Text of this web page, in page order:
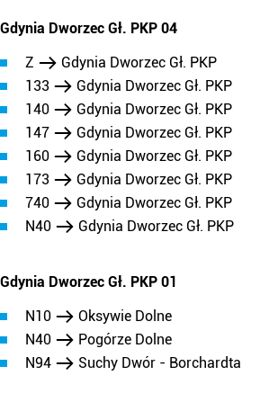
Gdynia Dworzec Gł. PKP 04
Z
Gdynia Dworzec Gł. PKP
133
Gdynia Dworzec Gł. PKP
140
Gdynia Dworzec Gł. PKP
147
Gdynia Dworzec Gł. PKP
160
Gdynia Dworzec Gł. PKP
173
Gdynia Dworzec Gł. PKP
740
Gdynia Dworzec Gł. PKP
N40
Gdynia Dworzec Gł. PKP
Gdynia Dworzec Gł. PKP 01
N10
Oksywie Dolne
N40
Pogórze Dolne
N94
Suchy Dwór - Borchardta